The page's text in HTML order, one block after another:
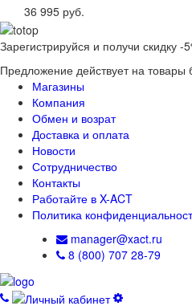
36 995 руб.
Зарегистрируйся и получи скидку -
Предложение действует на товары
Магазины
Компания
Обмен и возрат
Доставка и оплата
Новости
Сотрудничество
Контакты
Работайте в X-ACT
Политика
manager@xact.ru
8 (800) 707 28-79